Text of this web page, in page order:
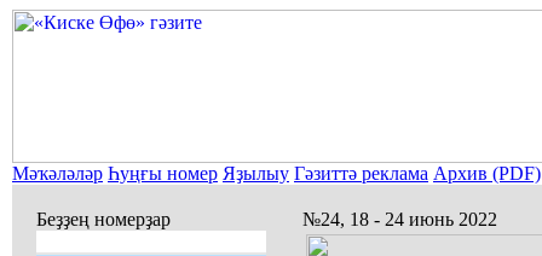
Мәҡәләләр Һуңғы номер Яҙылыу Гәзиттә реклама Архив (PDF)
Беҙҙең номерҙар №24, 18 - 24 июнь 2022